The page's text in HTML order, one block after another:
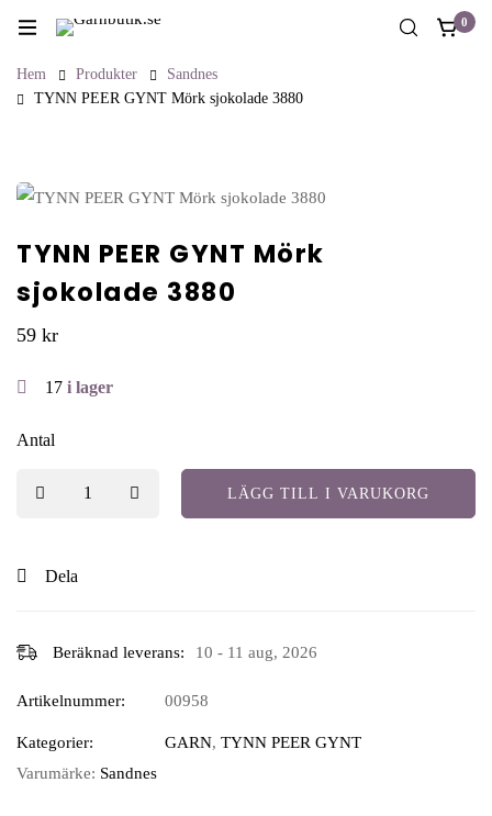
0
Hem Produkter
Sandnes
TYNN PEER GYNT Mörk sjokolade 3880
TYNN PEER GYNT Mörk
sjokolade 3880
59 kr
17 i lager
Antal
LÄGG TILL I VARUKORG
Dela
Beräknad leverans: 10 - 11 aug, 2026
Artikelnummer: 00958
Kategorier: GARN, TYNN PEER GYNT
Varumärke: Sandnes